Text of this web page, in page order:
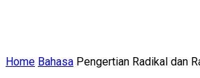
Home Bahasa Pengertian Radikal dan